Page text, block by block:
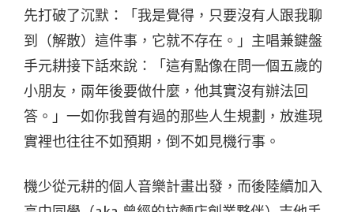
先打破了沉默：「我是覺得，只要沒有人跟我聊
到（解散）這件事，它就不存在。」主唱兼鍵盤
手元耕接下話來說：「這有點像在問一個五歲的
小朋友，兩年後要做什麼，他其實沒有辦法回
答。」一如你我曾有過的那些人生規劃，放進現
實裡也往往不如預期，倒不如見機行事。
機少從元耕的個人音樂計畫出發，而後陸續加入